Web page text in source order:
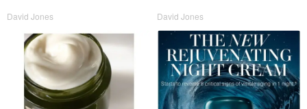
David Jones David Jones